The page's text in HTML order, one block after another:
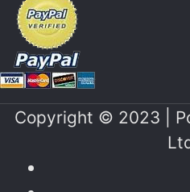
Copyright © 2023 |